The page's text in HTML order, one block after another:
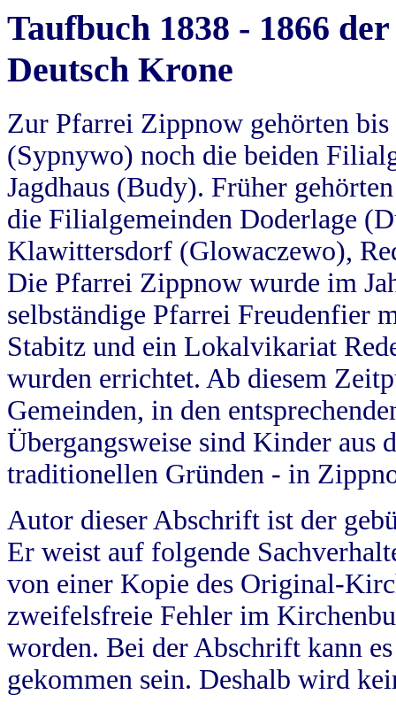
Taufbuch 1838 - 1866
Deutsch Krone
Zur Pfarrei Zippnow gehörten
(Sypnywo) noch die beiden
Jagdhaus (Budy). Früher
die Filialgemeinden Doderlage
Klawittersdorf (Glowaczewo),
Die Pfarrei Zippnow wurde im
selbständige Pfarrei Freudenfier
Stabitz und ein Lokalvikariat
wurden errichtet. Ab diesem
Gemeinden, in den
Übergangsweise sind Kinder aus
traditionellen Gründen - in
Autor dieser Abschrift ist der
Er weist auf folgende
von einer Kopie des Original-
zweifelsfreie Fehler im
worden. Bei der Abschrift kann
gekommen sein. Deshalb wird